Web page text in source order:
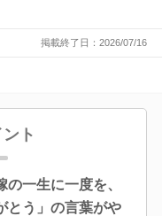
掲載終了日：2026/07/16
ト
一生に一度を、
とう」の言葉がや